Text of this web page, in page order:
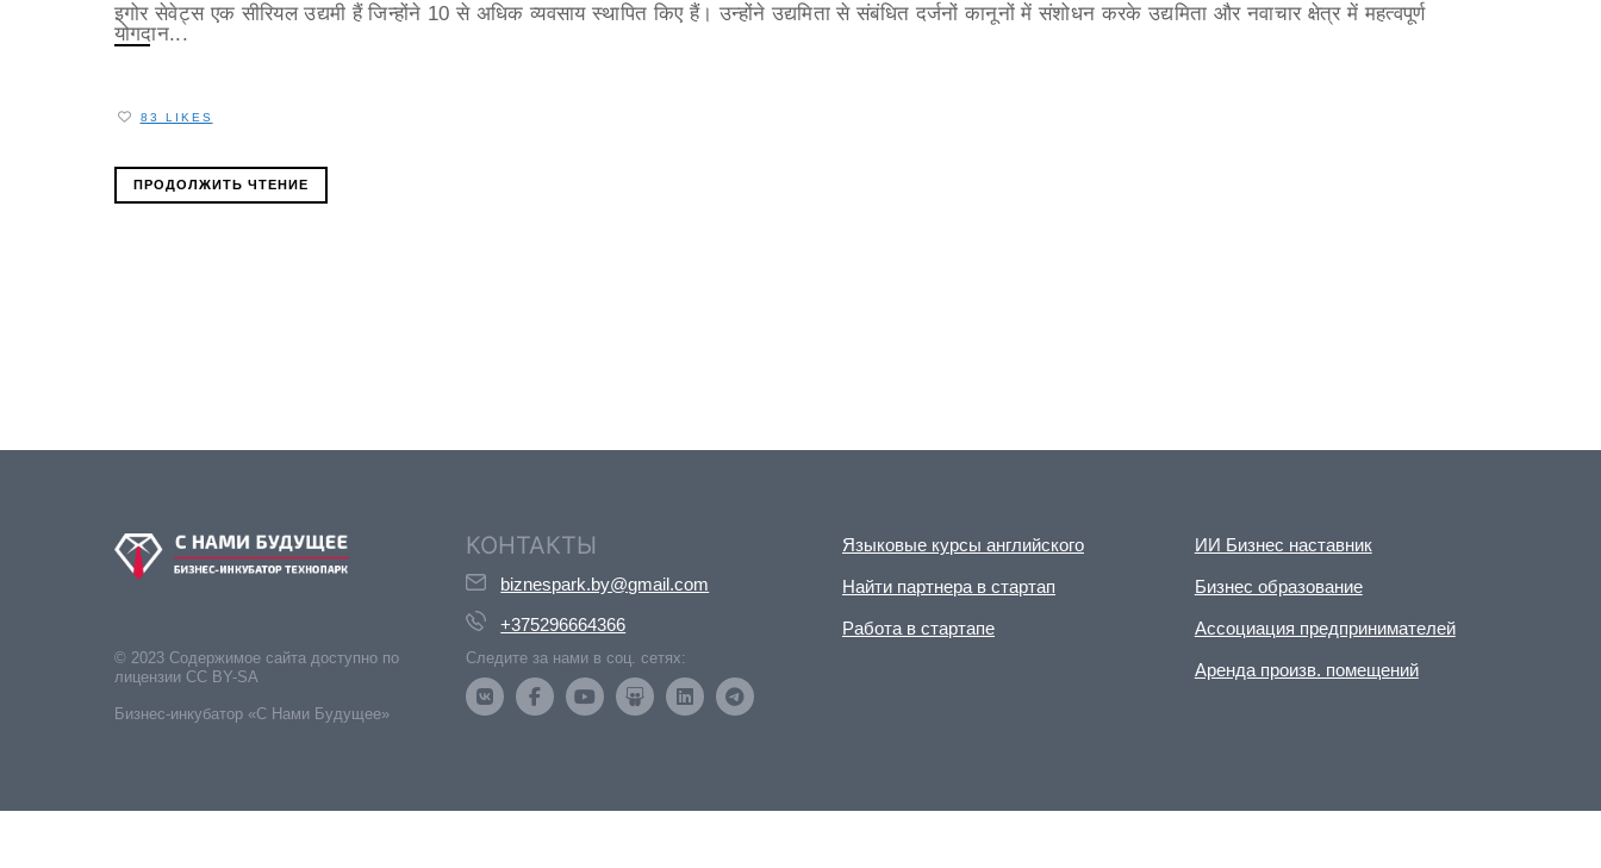
इगोर सेवेट्स एक सीरियल उद्यमी हैं जिन्होंने 10 से अधिक व्यवसाय स्थापित किए हैं। उन्होंने उद्यमिता से संबंधित दर्जनों कानूनों में संशोधन करके उद्यमिता और नवाचार क्षेत्र में महत्वपूर्ण
योगदान...
83 LIKES
ПРОДОЛЖИТЬ ЧТЕНИЕ
© 2023 Содержимое сайта доступно по
лицензии CC BY-SA
Бизнес-инкубатор «С Нами Будущее»
КОНТАКТЫ
biznespark.by@gmail.com
+375296664366
Следите за нами в соц. сетях:
Языковые курсы английского
Найти партнера в стартап
Работа в стартапе
ИИ Бизнес наставник
Бизнес образование
Ассоциация предпринимателей
Аренда произв. помещений